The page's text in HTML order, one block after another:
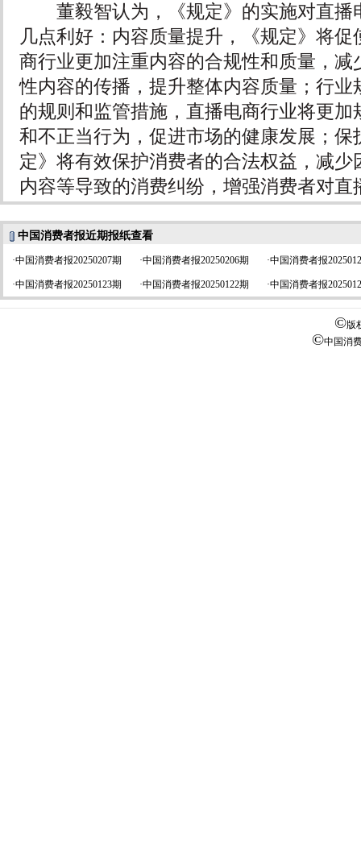
董毅智认为，《规定》的实施对直播
几点利好：内容质量提升，《规定》将
商行业更加注重内容的合规性和质量，减
性内容的传播，提升整体内容质量；行业
的规则和监管措施，直播电商行业将更加
和不正当行为，促进市场的健康发展；保
定》将有效保护消费者的合法权益，减少
内容等导致的消费纠纷，增强消费者对直
中国消费者报近期报纸查看
·中国消费者报20250207期 ·中国消费者报20250206期 ·中国消费者报
·中国消费者报20250123期 ·中国消费者报20250122期 ·中国消费者报
©版
©中国消